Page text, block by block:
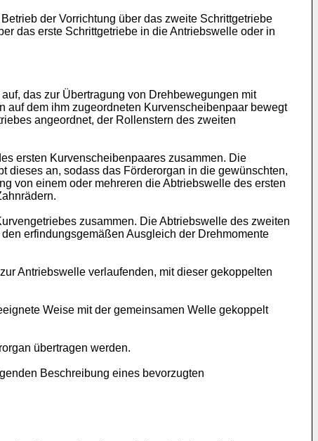
der Vorrichtung über das zweite Schrittgetriebe
das erste Schrittgetriebe in die Antriebswelle oder in
das zur Übertragung von Drehbewegungen mit
dem ihm zugeordneten Kurvenscheibenpaar bewegt
angeordnet, der Rollenstern des zweiten
ersten Kurvenscheibenpaares zusammen. Die
dieses an, sodass das Förderorgan in die gewünschten,
von einem oder mehreren die Abtriebswelle des ersten
zusammen. Die Abtriebswelle des zweiten
erfindungsgemäßen Ausgleich der Drehmomente
Antriebswelle verlaufenden, mit dieser gekoppelten
Weise mit der gemeinsamen Welle gekoppelt
übertragen werden.
Beschreibung eines bevorzugten